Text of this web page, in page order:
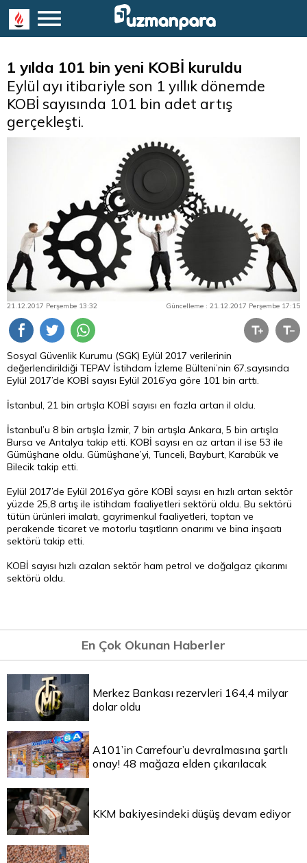
1 yılda 101 bin yeni KOBİ kuruldu
Eylül ayı itibariyle son 1 yıllık dönemde
KOBİ sayısında 101 bin adet artış
gerçekleşti.
21.12.2017 Perşembe 13:32 Güncelleme : 21.12.2017 Perşembe 17:15
Sosyal Güvenlik Kurumu (SGK) Eylül 2017 verilerinin
değerlendirildiği TEPAV İstihdam İzleme Bülteni’nin 67.sayısında
Eylül 2017’de KOBİ sayısı Eylül 2016’ya göre 101 bin arttı.
İstanbul, 21 bin artışla KOBİ sayısı en fazla artan il oldu.
İstanbul’u 8 bin artışla İzmir, 7 bin artışla Ankara, 5 bin artışla
Bursa ve Antalya takip etti. KOBİ sayısı en az artan il ise 53 ile
Gümüşhane oldu. Gümüşhane’yi, Tunceli, Bayburt, Karabük ve
Bilecik takip etti.
Eylül 2017’de Eylül 2016’ya göre KOBİ sayısı en hızlı artan sektör
yüzde 25,8 artış ile istihdam faaliyetleri sektörü oldu. Bu sektörü
tütün ürünleri imalatı, gayrimenkul faaliyetleri, toptan ve
perakende ticaret ve motorlu taşıtların onarımı ve bina inşaatı
sektörü takip etti.
KOBİ sayısı hızlı azalan sektör ham petrol ve doğalgaz çıkarımı
sektörü oldu.
En Çok Okunan Haberler
Merkez Bankası rezervleri 164,4 milyar
dolar oldu
A101’in Carrefour’u devralmasına şartlı
onay! 48 mağaza elden çıkarılacak
KKM bakiyesindeki düşüş devam ediyor